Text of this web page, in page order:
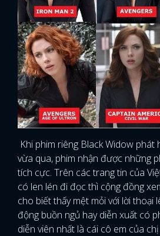
Khi phim riêng Black Widow phát
vừa qua, phim nhận được những
tích cực. Trên các trang tin của
có len lén đi đọc thì cộng đồng
cho biết thấy mệt mỏi với lời thoại
động buồn ngủ hay diễn xuất có
diễn viên nhất là cái cô em của